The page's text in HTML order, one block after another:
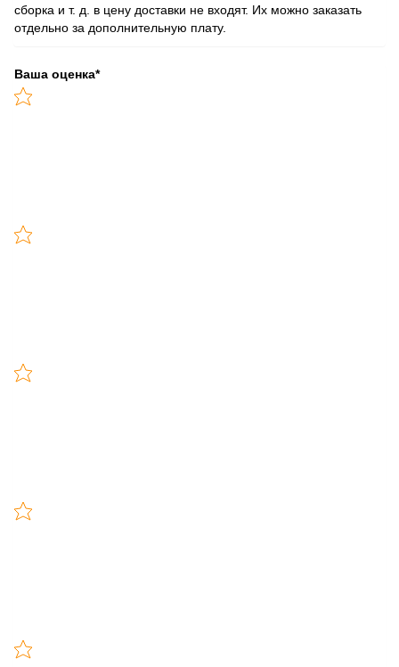
сборка и т. д. в цену доставки не входят. Их можно заказать
отдельно за дополнительную плату.
Ваша оценка*